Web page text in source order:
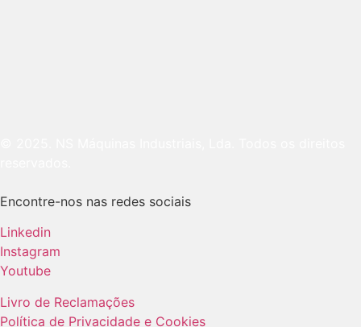
Encontre-nos nas redes sociais
Linkedin
Instagram
Youtube
Livro de Reclamações
Política de Privacidade e Cookies